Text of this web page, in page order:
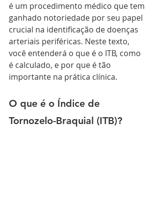
é um procedimento médico que tem
ganhado notoriedade por seu papel
crucial na identificação de doenças
arteriais periféricas. Neste texto,
você entenderá o que é o ITB, como
é calculado, e por que é tão
importante na prática clínica.
O que é o Índice de
Tornozelo-Braquial (ITB)?